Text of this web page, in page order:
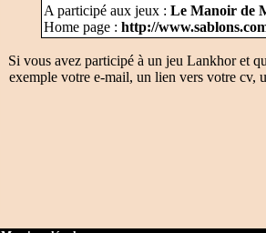
A participé aux jeux : Le Manoir de
Home page : http://
Si vous avez participé à un jeu Lankhor et
exemple votre e-mail, un lien vers votre cv,